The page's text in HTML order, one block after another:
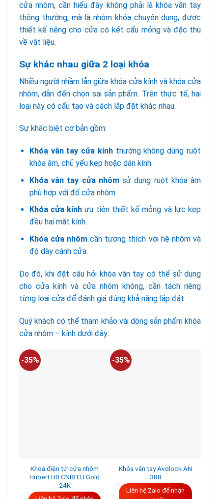
cửa nhôm, cần hiểu đây không phải là khóa vân tay
thông thường, mà là nhóm khóa chuyên dụng, được
thiết kế riêng cho cửa có kết cấu mỏng và đặc thù
về vật liệu.
Sự khác nhau giữa 2 loại khóa
Nhiều người nhầm lẫn giữa khóa cửa kính và khóa cửa
nhôm, dẫn đến chọn sai sản phẩm. Trên thực tế, hai
loại này có cấu tạo và cách lắp đặt khác nhau.
Sự khác biệt cơ bản gồm:
Khóa vân tay cửa kínhthường không dùng ruột
khóa âm, chủ yếu kẹp hoặc dán kính.
Khóa vân tay cửa nhômsử dụng ruột khóa âm
phù hợp với đố cửa nhôm.
Khóa cửa kính ưu tiên thiết kế mỏng và lực kẹp
đều hai mặt kính.
Khóa cửa nhôm cần tương thích với hệ nhôm và
độ dày cánh cửa.
Do đó, khi đặt câu hỏi khóa vân tay có thể sử dụng
cho cửa kính và cửa nhôm không, cần tách riêng
từng loại cửa để đánh giá đúng khả năng lắp đặt.
Quý khách có thể tham khảo vài dòng sản phẩm khóa
cửa nhôm – kính dưới đây:
-35%
Khoá điện tử cửa nhôm
Hubert HB CNI8 EU Gold
24K
-35%
Khóa vân tay Avolock AN
388
Liên hệ Zalo để nhận